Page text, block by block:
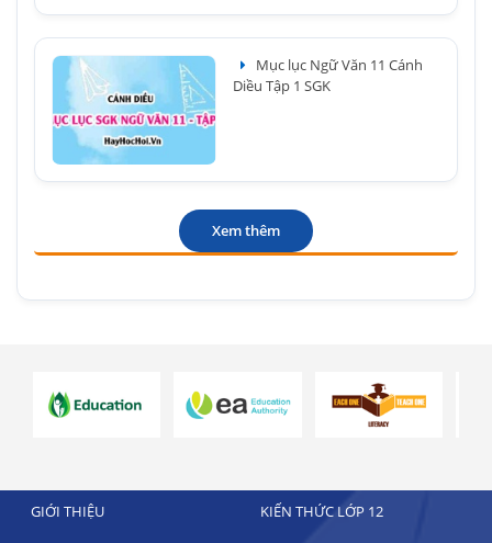
Mục lục Ngữ Văn 11 Cánh
Diều Tập 1 SGK
Xem thêm
GIỚI THIỆU KIẾN THỨC LỚP 12